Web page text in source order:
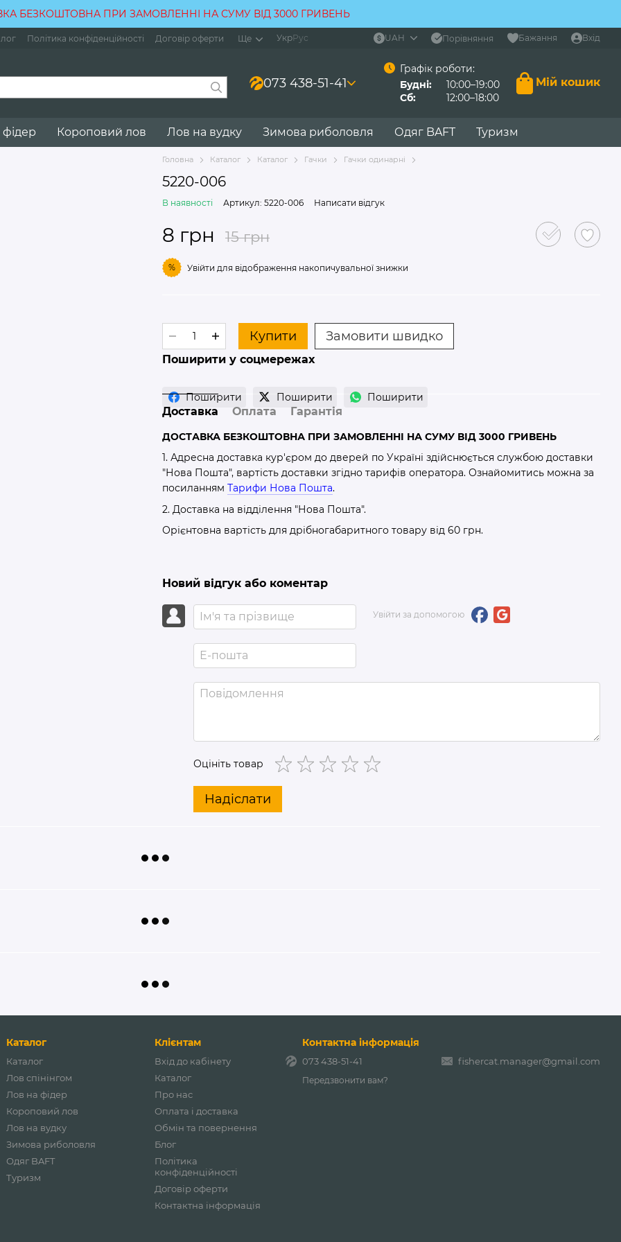
БЕЗКОШТОВНА ПРИ ЗАМОВЛЕННІ НА СУМУ ВІД 3000 ГРИВЕНЬ
Політика конфіденційності Договір оферти Ще УкрРус UAH Порівняння Бажання Вхід
073 438-51-41
Графік роботи:
Будні:
10:00–19:00
Сб:
12:00–18:00
Мій кошик
Короповий лов Лов на вудку Зимова риболовля Одяг BAFT Туризм
Головна Каталог Каталог Гачки Гачки одинарні
5220-006
В наявності Артикул: 5220-006 Написати відгук
8 грн 15 грн
% Увійти для відображення накопичувальної знижки
Купити Замовити швидко
Поширити у соцмережах
Поширити Поширити Поширити
Доставка Оплата Гарантія
ДОСТАВКА БЕЗКОШТОВНА ПРИ ЗАМОВЛЕННІ НА СУМУ ВІД 3000 ГРИВЕНЬ
1. Адресна доставка кур'єром до дверей по Україні здійснюється службою доставки
"Нова Пошта", вартість доставки згідно тарифів оператора. Ознайомитись можна за
посиланням Тарифи Нова Пошта.
2. Доставка на відділення "Нова Пошта".
Орієнтовна вартість для дрібногабаритного товару від 60 грн.
Новий відгук або коментар
Увійти за допомогою
Оцініть товар
Надіслати
Каталог
Каталог
Лов спінінгом
Лов на фідер
Короповий лов
Лов на вудку
Зимова риболовля
Одяг BAFT
Туризм
Клієнтам
Вхід до кабінету
Каталог
Про нас
Оплата і доставка
Обмін та повернення
Блог
Політика
конфіденційності
Договір оферти
Контактна інформація
Контактна інформація
073 438-51-41
Передзвонити вам?
fishercat.manager@gmail.com